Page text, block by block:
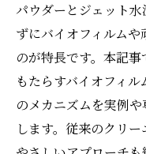
パウダーとジェット
ずにバイオフィルム
のが特長です。本記
もたらすバイオフィ
のメカニズムを実例
します。従来のクリ